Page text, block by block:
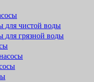
для чистой воды
для грязной воды